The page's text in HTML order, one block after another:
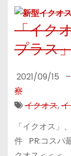
「イク
プラス
2021/09/15 –
察
イクオス,
「イクオス」
件 PR:コスパ